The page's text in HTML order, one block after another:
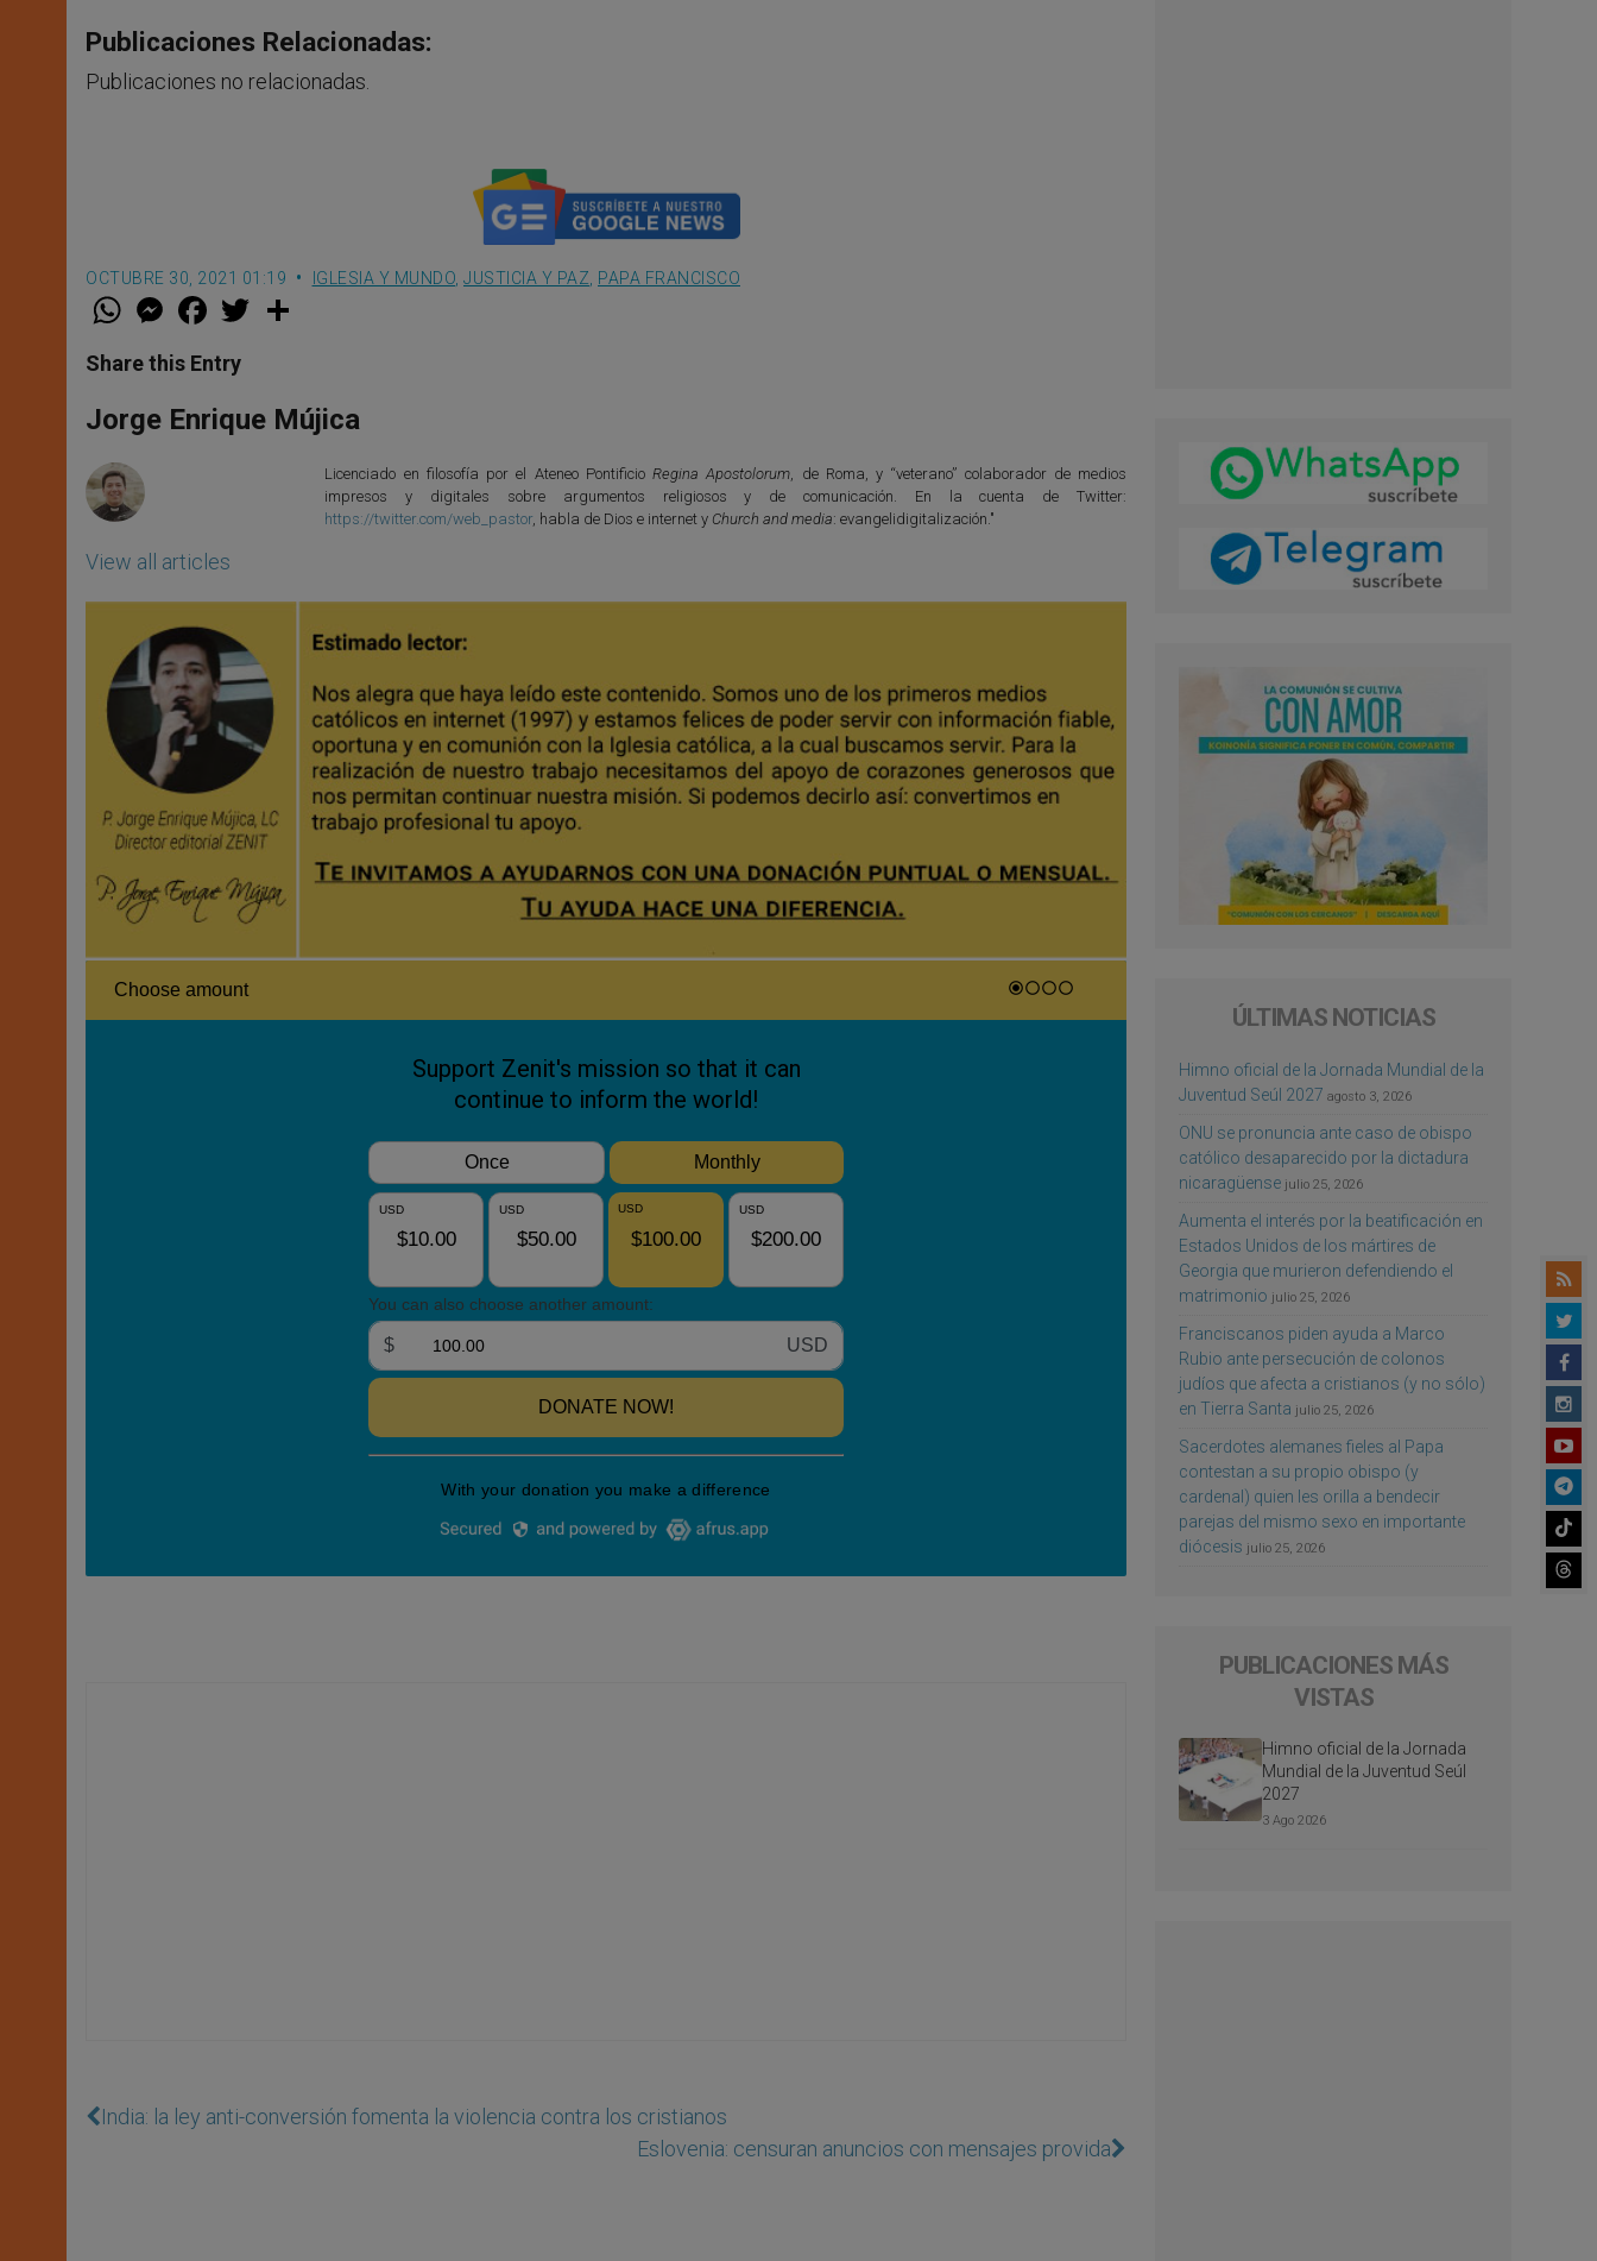
Publicaciones Relacionadas:
Publicaciones no relacionadas.
OCTUBRE 30, 2021 01:19 IGLESIA Y MUNDO JUSTICIA Y PAZ PAPA FRANCISCO
W
t
s
p
p
M
e
s
e
g
e
F
a
e
b
o
k
w
r
Share this Entry
Jorge Enrique Mújica
View all articles
Licenciado en filosofía por el Ateneo PontificioRegina Apostolorum, de Roma, y “veterano” colaborador de medios
impresos y digitales sobre argumentos religiosos y de comunicación. En la cuenta de Twitter:
https://twitter.com/web_pastor, habla de Dios e internet y Church and media: evangelidigitalización."
India: la ley anti-conversión fomenta la violencia contra los cristianos
Eslovenia: censuran anuncios con mensajes provida
ÚLTIMAS NOTICIAS
Himno oficial de la Jornada Mundial de la
Juventud Seúl 2027 agosto 3, 2026
ONU se pronuncia ante caso de obispo
católico desaparecido por la dictadura
nicaragüense julio 25, 2026
Aumenta el interés por la beatificación en
Estados Unidos de los mártires de
Georgia que murieron defendiendo el
matrimonio julio 25, 2026
Franciscanos piden ayuda a Marco
Rubio ante persecución de colonos
judíos que afecta a cristianos (y no sólo)
en Tierra Santa julio 25, 2026
Sacerdotes alemanes fieles al Papa
contestan a su propio obispo (y
cardenal) quien les orilla a bendecir
parejas del mismo sexo en importante
diócesis julio 25, 2026
PUBLICACIONES MÁS
VISTAS
Himno oficial de la Jornada
Mundial de la Juventud Seúl
2027
3 Ago 2026